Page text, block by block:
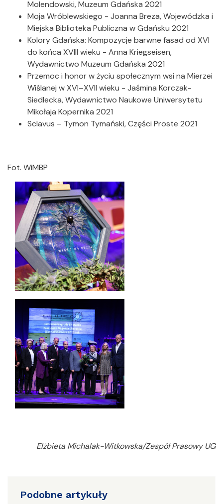
Molendowski, Muzeum Gdańska 2021
Moja Wróblewskiego - Joanna Breza, Wojewódzka i
Miejska Biblioteka Publiczna w Gdańsku 2021
Kolory Gdańska: Kompozycje barwne fasad od XVI
do końca XVIII wieku - Anna Kriegseisen,
Wydawnictwo Muzeum Gdańska 2021
Przemoc i honor w życiu społecznym wsi na Mierzei
Wiślanej w XVI–XVII wieku - Jaśmina Korczak-
Siedlecka, Wydawnictwo Naukowe Uniwersytetu
Mikołaja Kopernika 2021
Sclavus – Tymon Tymański, Części Proste 2021
Fot. WiMBP
Elżbieta Michalak-Witkowska/Zespół Prasowy UG
Podobne artykuły